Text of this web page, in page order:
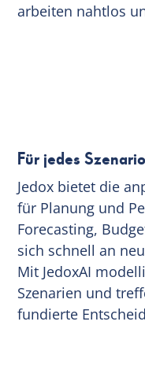
arbeiten nahtlos
Für jedes
Jedox bietet die
für Planung und
Forecasting,
sich schnell an
Mit JedoxAI
Szenarien und
fundierte